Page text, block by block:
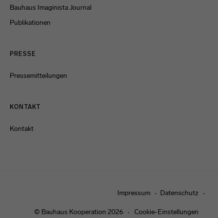
Bauhaus Imaginista Journal
Publikationen
PRESSE
Pressemitteilungen
KONTAKT
Kontakt
Impressum Datenschutz
© Bauhaus Kooperation 2026 Cookie-Einstellungen